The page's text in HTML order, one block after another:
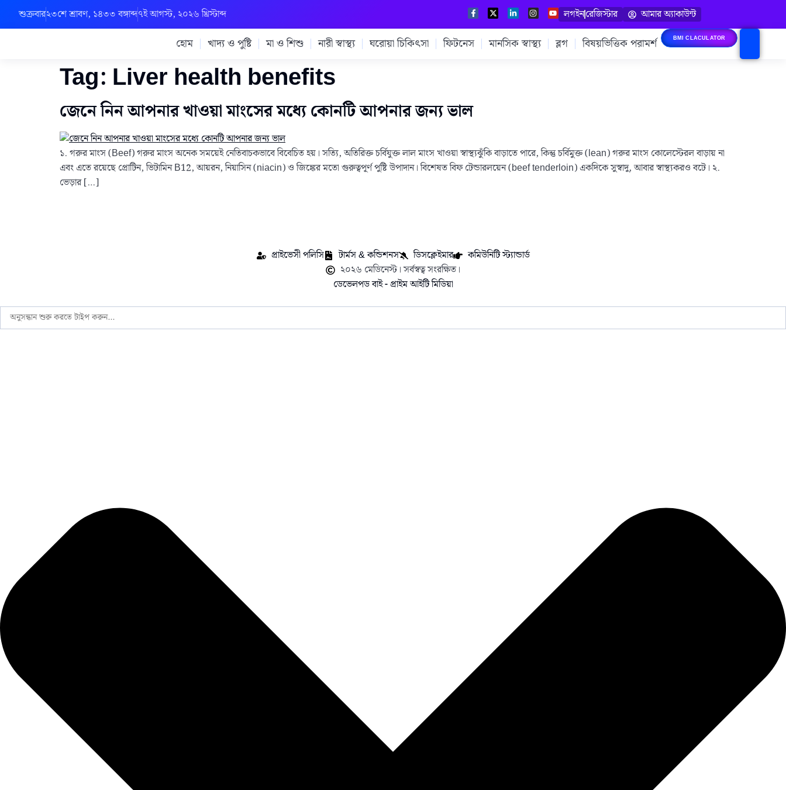
শুক্রবার২৩শে শ্রাবণ, ১৪৩৩ বঙ্গাব্দ৭ই আগস্ট, ২০২৬ খ্রিস্টাব্দ লগইনরেজিস্টার আমার অ্যাকাউন্ট
হোম খাদ্য ও পুষ্টি মা ও শিশু নারী স্বাস্থ্য ঘরোয়া চিকিৎসা ফিটনেস মানসিক স্বাস্থ্য ব্লগ বিষয়ভিত্তিক পরামর্শ BMI CLACULATOR
Tag: Liver health benefits
জেনে নিন আপনার খাওয়া মাংসের মধ্যে কোনটি আপনার জন্য ভাল
১. গরুর মাংস (Beef) গরুর মাংস অনেক সময়েই নেতিবাচকভাবে বিবেচিত হয়। সত্যি, অতিরিক্ত চর্বিযুক্ত লাল মাংস খাওয়া স্বাস্থ্যঝুঁকি বাড়াতে পারে, কিন্তু চর্বিমুক্ত (lean) গরুর মাংস কোলেস্টেরল বাড়ায় না
এবং এতে রয়েছে প্রোটিন, ভিটামিন B12, আয়রন, নিয়াসিন (niacin) ও জিঙ্কের মতো গুরুত্বপূর্ণ পুষ্টি উপাদান। বিশেষত বিফ টেন্ডারলয়েন (beef tenderloin) একদিকে সুস্বাদু, আবার স্বাস্থ্যকরও বটে। ২.
ভেড়ার […]
প্রাইভেসী পলিসি টার্মস & কন্ডিশনস ডিসক্লেইমার
কমিউনিটি স্ট্যান্ডার্ড
২০২৬ মেডিনেস্ট। সর্বস্বত্ব সংরক্ষিত।
ডেভেলপড বাই - প্রাইম আইটি মিডিয়া